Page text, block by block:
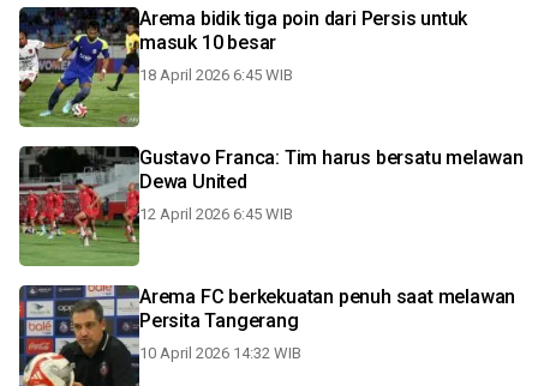
Arema bidik tiga poin dari Persis untuk
masuk 10 besar
18 April 2026 6:45 WIB
Gustavo Franca: Tim harus bersatu melawan
Dewa United
12 April 2026 6:45 WIB
Arema FC berkekuatan penuh saat melawan
Persita Tangerang
10 April 2026 14:32 WIB